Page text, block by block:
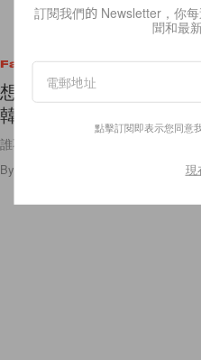
Fashion
想成為像 Rosé 一樣又
韓國品牌 Glowny 穿出今
誰不想在夏天成為 Hot Girl？🔥
By
訂閱我們的 Newsletter，你
聞和最
點擊訂閱即表示您同意
現